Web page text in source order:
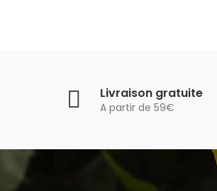
Livraison gratuite
A partir de 59€